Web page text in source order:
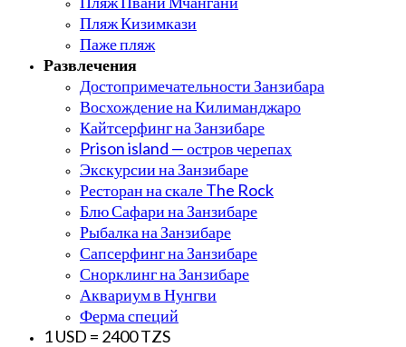
Пляж Кизимкази
Паже пляж
Развлечения
Достопримечательности Занзибара
Восхождение на Килиманджаро
Кайтсерфинг на Занзибаре
Prison island — остров черепах
Экскурсии на Занзибаре
Ресторан на скале The Rock
Блю Сафари на Занзибаре
Рыбалка на Занзибаре
Сапсерфинг на Занзибаре
Снорклинг на Занзибаре
Аквариум в Нунгви
Ферма специй
1 USD = 2400 TZS